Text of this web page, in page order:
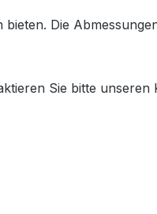
Die
Sie bitte unseren